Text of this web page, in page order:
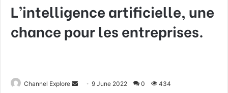
L’intelligence artificielle, une
chance pour les entreprises.
Channel Explore 9 June 2022 0 434